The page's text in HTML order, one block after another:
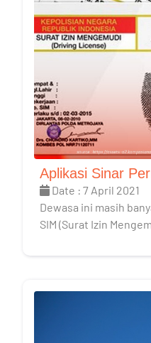
Aplikasi Sinar
Date : 7 April 2021
Dewasa ini masih
SIM (Surat Izin